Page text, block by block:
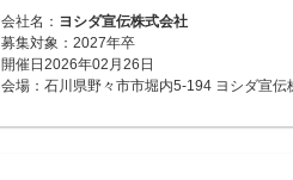
会社名： ヨシダ宣伝株式会社
募集対象：2027年卒
開催日2026年02月26日
会場：石川県野々市市堀内5-194 ヨシダ宣